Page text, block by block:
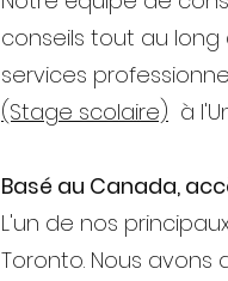
conseils tout au
services
(Stage scolaire) à
Basé au Canada,
L'un de nos
Toronto. Nous